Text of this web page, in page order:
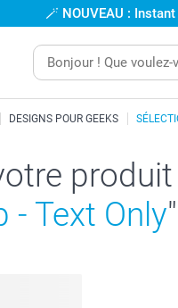
🪄 NOUVEAU :
DESIGNS POUR GEEKS
- Text Only"